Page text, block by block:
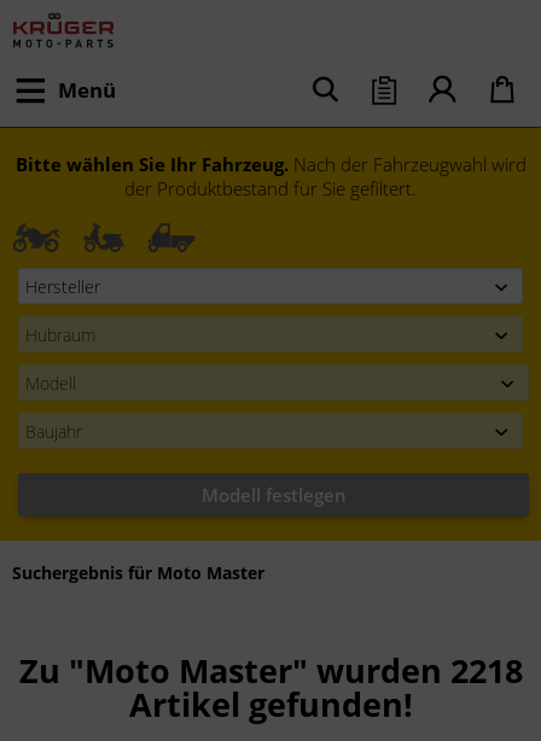
Menü
Bitte wählen Sie Ihr Fahrzeug. Nach der Fahrzeugwahl wird
der Produktbestand für Sie gefiltert.
Modell festlegen
Suchergebnis für Moto Master
Zu "Moto Master" wurden 2218
Artikel gefunden!